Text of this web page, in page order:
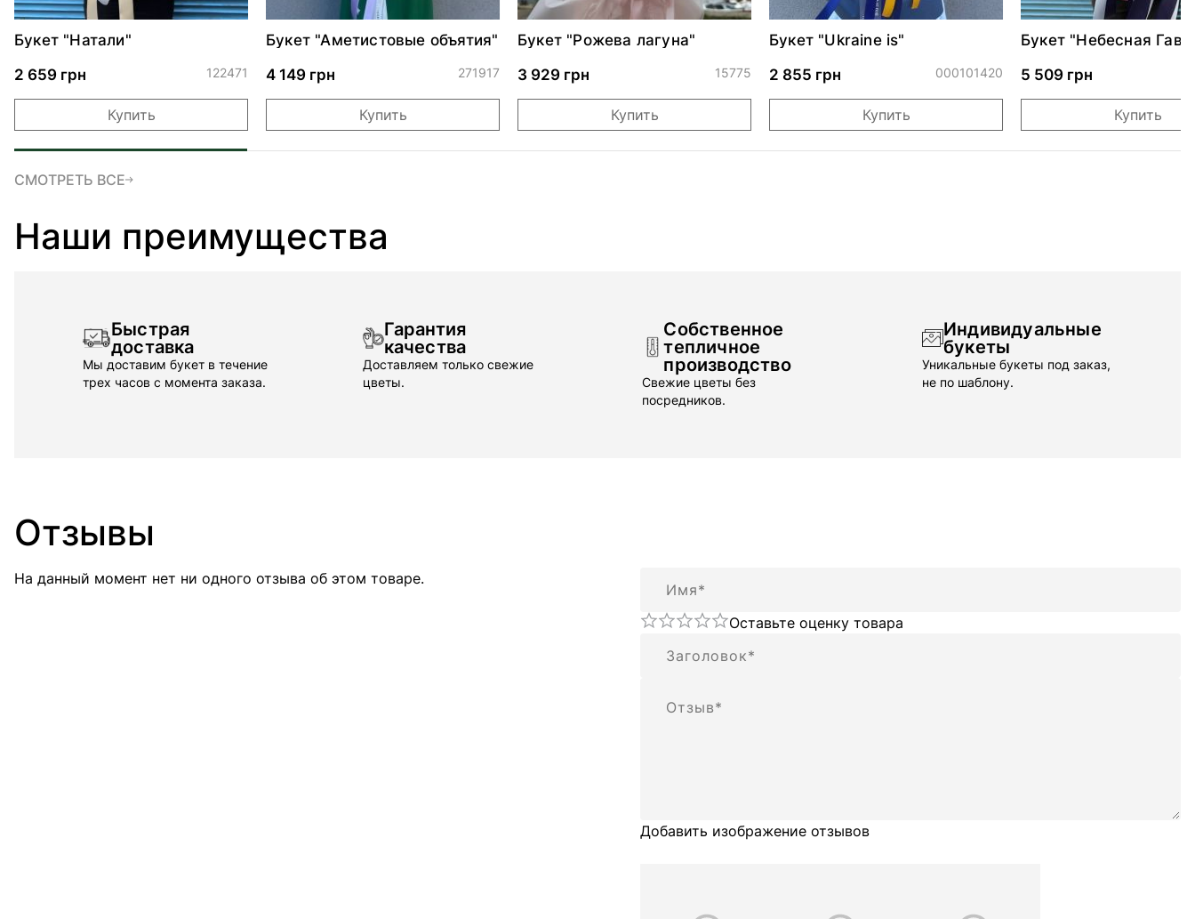
Букет "Натали"
2 659 грн
122471
Купить
Букет "Аметистовые объятия"
4 149 грн
271917
Купить
Букет "Рожева лагуна"
3 929 грн
15775
Купить
Букет "Ukraine is"
2 855 грн
000101420
Купить
Букет "Небесная
5 509 грн
Купить
СМОТРЕТЬ ВСЕ
Наши преимущества
Быстрая
доставка
Мы доставим букет в течение
трех часов с момента заказа.
Гарантия
качества
Доставляем только свежие
цветы.
Собственное
тепличное
производство
Свежие цветы без
посредников.
Индивидуальные
букеты
Уникальные букеты под заказ,
не по шаблону.
Отзывы
На данный момент нет ни одного отзыва об этом товаре.
Оставьте оценку товара
Добавить изображение отзывов